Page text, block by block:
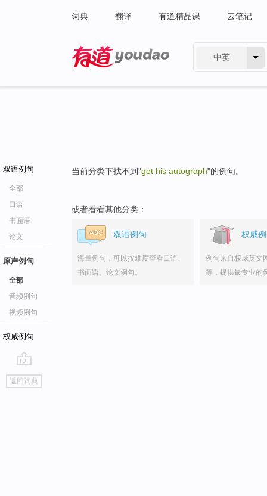
词典 翻译 有道精品课 云笔记
中英
双语例句
全部
口语
书面语
论文
原声例句
全部
音频例句
视频例句
权威例句
go
top
返回词典
当前分类下找不到"get his autograph"的例句。
或者看看其他分类：
双语例句
海量例句，可以按难度查看口语、
书面语、论文例句。
权威
例句来自权威英文
等，提供最专业的